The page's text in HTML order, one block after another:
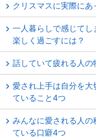
クリスマスに実際に
一人暮らしで感じて
楽しく過ごすには？
話していて疲れる人
愛され上手は自分を
ていること4つ
みんなに愛される人
ている口癖4つ